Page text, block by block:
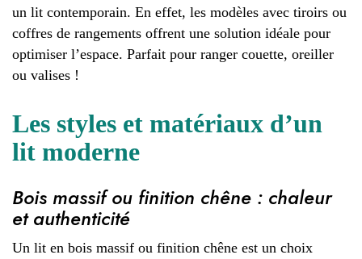
un lit contemporain. En effet, les modèles avec tiroirs ou
coffres de rangements offrent une solution idéale pour
optimiser l’espace. Parfait pour ranger couette, oreiller
ou valises !
Les styles et matériaux d’un
lit moderne
Bois massif ou finition chêne : chaleur
et authenticité
Un lit en bois massif ou finition chêne est un choix